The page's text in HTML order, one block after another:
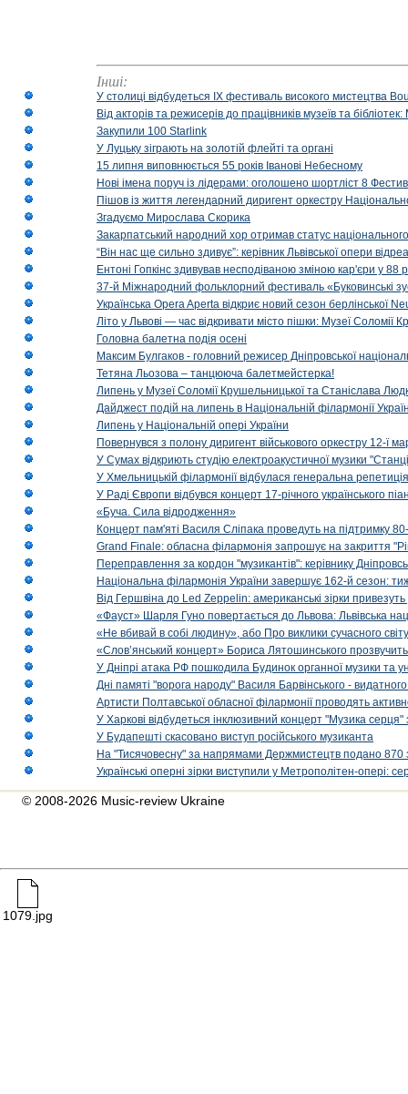
Інші:
У столиці відбудеться IX фестиваль високого мистецтва
Від акторів та режисерів до працівників музеїв та
Закупили 100 Starlink
У Луцьку зіграють на золотій флейті та органі
15 липня виповнюється 55 років Іванові Небесному
Нові імена поруч із лідерами: оголошено шортліст 8
Пішов із життя легендарний диригент оркестру
Згадуємо Мирослава Скорика
Закарпатський народний хор отримав статус національного
“Він нас ще сильно здивує”: керівник Львівської опери
Ентоні Гопкінс здивував несподіваною зміною кар'єри у 88
37-й Міжнародний фольклорний фестиваль «Буковинські
Українська Opera Aperta відкриє новий сезон берлінської
Літо у Львові — час відкривати місто пішки: Музеї Соломії
Головна балетна подія осені
Максим Булгаков - головний режисер Дніпровської
Тетяна Льозова – танцююча балетмейстерка!
Липень у Музеї Соломії Крушельницької та Станіслава
Дайджест подій на липень в Національній філармонії
Липень у Національній опері України
Повернувся з полону диригент військового оркестру 12-ї
У Сумах відкриють студію електроакустичної музики
У Хмельницькій філармонії відбулася генеральна
У Раді Європи відбувся концерт 17-річного українського
«Буча. Сила відродження»
Концерт пам'яті Василя Сліпака проведуть на підтримку
Grand Finale: обласна філармонія запрошує на закриття
Переправлення за кордон "музикантів": керівнику
Національна філармонія України завершує 162-й сезон:
Від Гершвіна до Led Zeppelin: американські зірки
«Фауст» Шарля Гуно повертається до Львова: Львівська
«Не вбивай в собі людину», або Про виклики сучасного світу
«Слов’янський концерт» Бориса Лятошинського
У Дніпрі атака РФ пошкодила Будинок органної музики та
Дні памяті "ворога народу" Василя Барвінського -
Артисти Полтавської обласної філармонії проводять
У Харкові відбудеться інклюзивний концерт "Музика
У Будапешті скасовано виступ російського музиканта
На "Тисячовесну" за напрямами Держмистецтв подано 870
Українські оперні зірки виступили у Метрополітен-опері:
© 2008-2026 Music-review Ukraine
1079.jpg